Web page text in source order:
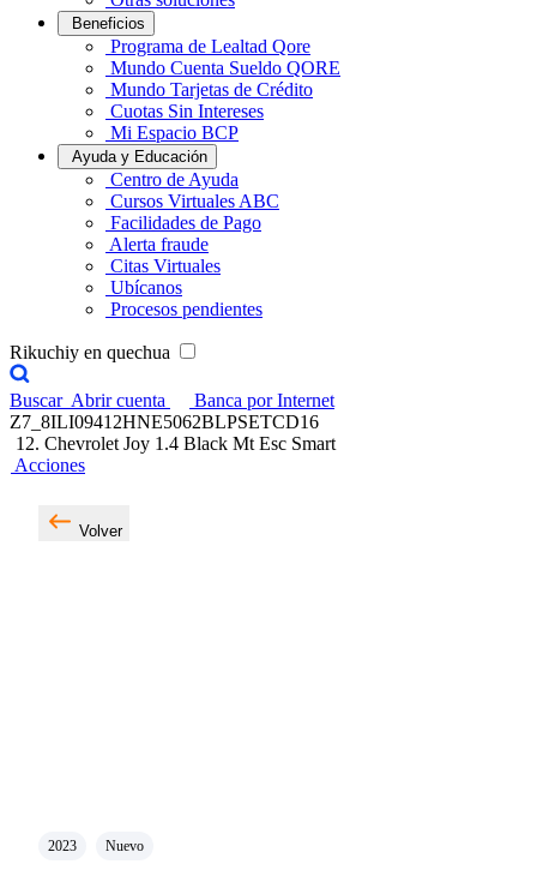
Beneficios
Programa de Lealtad Qore
Mundo Cuenta Sueldo QORE
Mundo Tarjetas de Crédito
Cuotas Sin Intereses
Mi Espacio BCP
Ayuda y Educación
Centro de Ayuda
Cursos Virtuales ABC
Facilidades de Pago
Alerta fraude
Citas Virtuales
Ubícanos
Procesos pendientes
Rikuchiy en quechua
Buscar Abrir cuenta
Banca por Internet
Z7_8ILI09412HNE5062BLPSETCD16
12. Chevrolet Joy 1.4 Black Mt Esc Smart
Acciones
Volver
2023 Nuevo